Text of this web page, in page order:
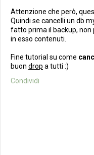
Attenzione che però,
Quindi se cancelli un db
fatto prima il backup, non
in esso contenuti.
Fine tutorial su come
buon drop a tutti :)
Condividi